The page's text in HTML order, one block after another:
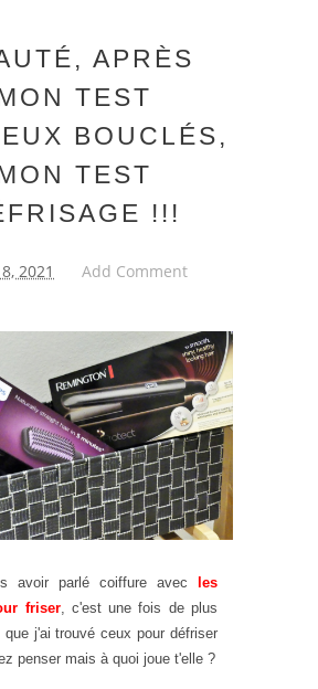
APRÈS
TEST
BOUCLÉS,
TEST
!!!
2021 Add Comment
avoir parlé coiffure avec
les
friser, c'est une fois de plus
que j'ai trouvé ceux pour défriser
penser mais à quoi joue t'elle ?